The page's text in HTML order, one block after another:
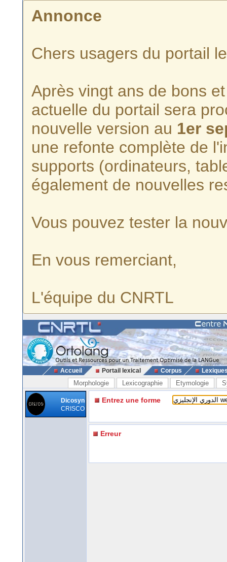
Annonce
Chers usagers du portail
Après vingt ans de bons
actuelle du portail sera
nouvelle version au 1er
une refonte complète de
supports (ordinateurs,
également de nouvelles
Vous pouvez tester la
En vous remerciant,
L'équipe du CNRTL
Accueil Portail lexical Corpus
Morphologie Lexicographie Etymologie
Dicosyn
CRISCO
Entrez une forme
Erreur